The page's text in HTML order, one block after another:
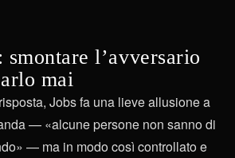
l’avversario
mai
Jobs fa una lieve allusione a
— «alcune persone non sanno di
— ma in modo così controllato e